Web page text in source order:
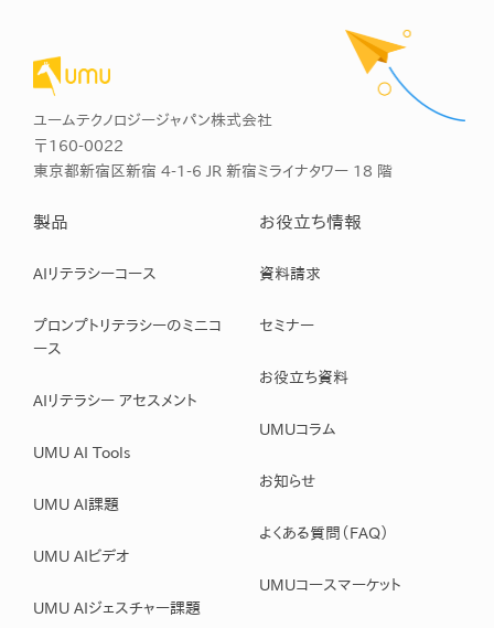
ユームテクノロジージャパン株式会社
〒160-0022
東京都新宿区新宿 4-1-6 JR 新宿ミライナタワー 18 階
製品
AIリテラシーコース
プロンプトリテラシーのミニコ
ース
AIリテラシー アセスメント
UMU AI Tools
UMU AI課題
UMU AIビデオ
UMU AIジェスチャー課題
お役立ち情報
資料請求
セミナー
お役立ち資料
UMUコラム
お知らせ
よくある質問（FAQ）
UMUコースマーケット